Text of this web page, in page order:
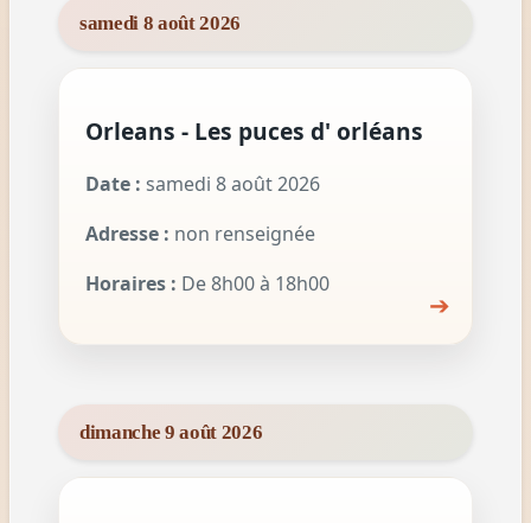
samedi 8 août 2026
Orleans - Les puces d' orléans
Date : samedi 8 août 2026
Adresse : non renseignée
Horaires : De 8h00 à 18h00
➔
dimanche 9 août 2026